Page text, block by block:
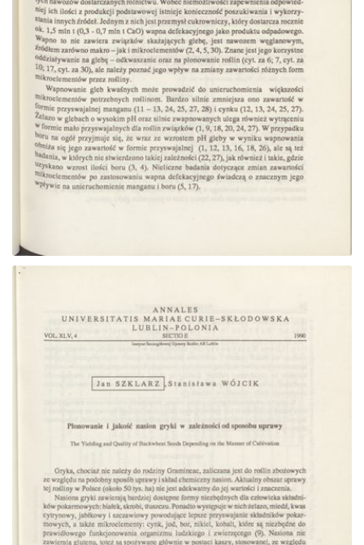
Przejdź do zbioru